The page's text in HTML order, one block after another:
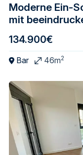
Moderne Ein-
mit
134.900€
Bar 46m2